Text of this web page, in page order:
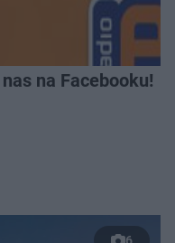
na Facebooku!